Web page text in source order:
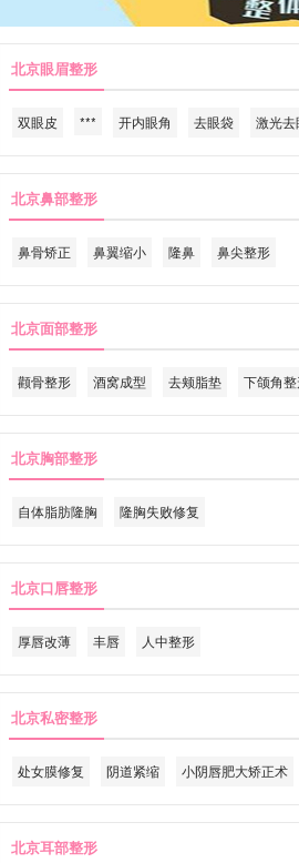
北京眼眉整形
双眼皮 *** 开内眼角 去眼袋 激光去
北京鼻部整形
鼻骨矫正 鼻翼缩小 隆鼻 鼻尖整形
北京面部整形
颧骨整形 酒窝成型 去颊脂垫 下颌角
北京胸部整形
自体脂肪隆胸 隆胸失败修复
北京口唇整形
厚唇改薄 丰唇 人中整形
北京私密整形
处女膜修复 阴道紧缩 小阴唇肥大矫正术
北京耳部整形